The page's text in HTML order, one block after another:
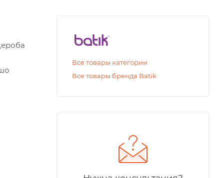
Все товары категории
Все товары бренда Batik